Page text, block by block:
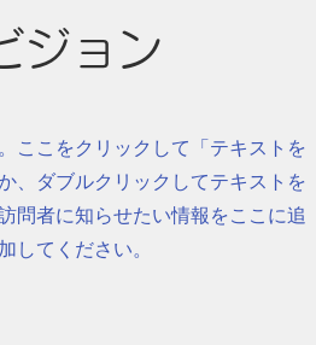
ジョン
ここをクリックして「テキストを
、ダブルクリックしてテキストを
問者に知らせたい情報をここに追
加してください。